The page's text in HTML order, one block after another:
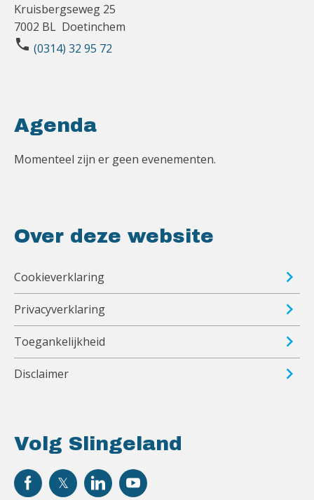
Kruisbergseweg 25
7002 BL Doetinchem
phone (0314) 32 95 72
Volg Slingeland
Agenda
Momenteel zijn er geen evenementen.
Over deze website
Cookieverklaring
Privacyverklaring
Toegankelijkheid
Disclaimer